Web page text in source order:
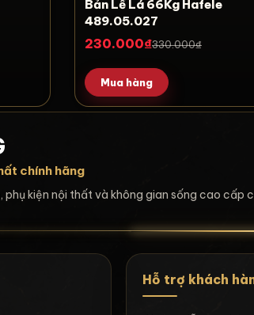
Bản Lề Lá 66Kg Hafele
489.05.027
230.000₫330.000₫
Mua hàng
chính hãng
kiện nội thất và không gian sống cao cấp
Hỗ trợ khách